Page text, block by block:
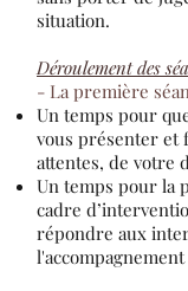
situation.
Déroulement des
- La première
Un temps pour
vous présenter et
attentes, de votre
Un temps pour la
cadre
répondre aux